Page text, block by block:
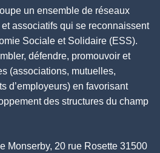
un ensemble de réseaux
associatifs qui se reconnaissent
Sociale et Solidaire (ESS).
défendre, promouvoir et
(associations, mutuelles,
d’employeurs) en favorisant
des structures du champ
Monserby, 20 rue Rosette 31500